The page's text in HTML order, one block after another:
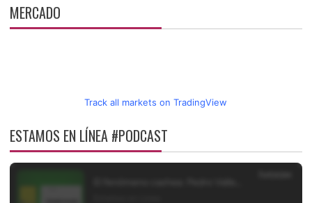
MERCADO
Track all markets on TradingView
ESTAMOS EN LÍNEA #PODCAST